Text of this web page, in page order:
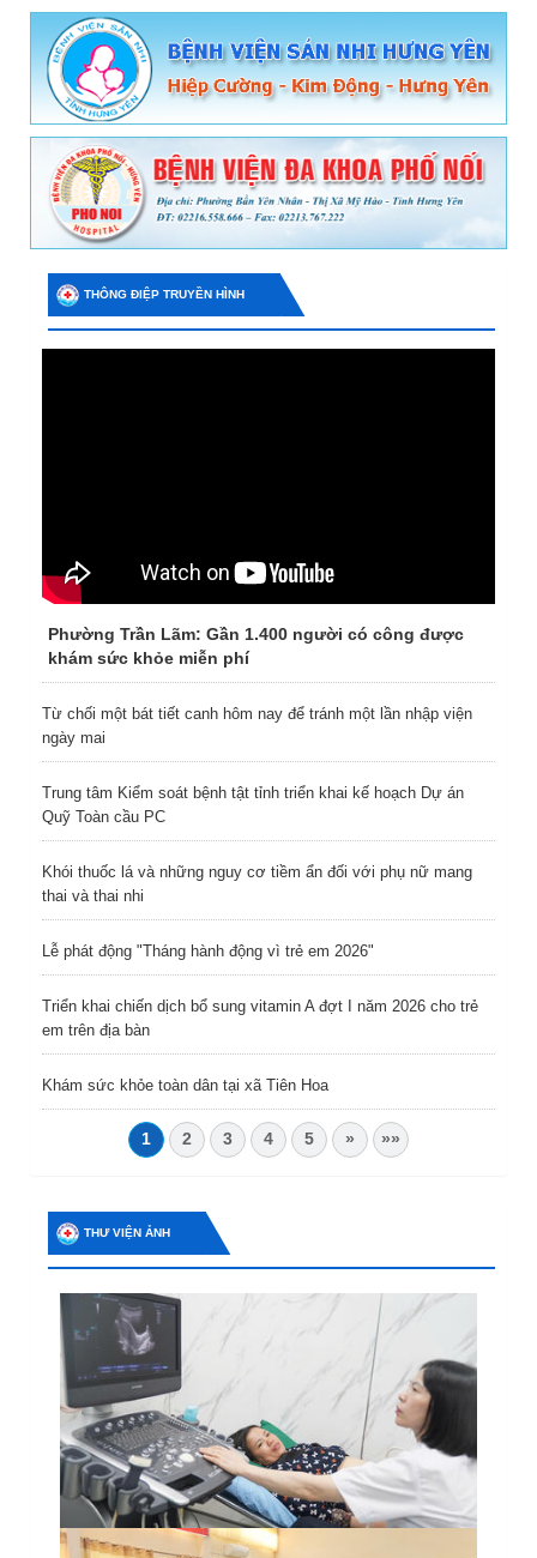
THÔNG ĐIỆP TRUYỀN HÌNH
Phường Trần Lãm: Gần 1.400 người có công được
khám sức khỏe miễn phí
Từ chối một bát tiết canh hôm nay để tránh một lần nhập viện
ngày mai
Trung tâm Kiểm soát bệnh tật tỉnh triển khai kế hoạch Dự án
Quỹ Toàn cầu PC
Khói thuốc lá và những nguy cơ tiềm ẩn đối với phụ nữ mang
thai và thai nhi
Lễ phát động "Tháng hành động vì trẻ em 2026"
Triển khai chiến dịch bổ sung vitamin A đợt I năm 2026 cho trẻ
em trên địa bàn
Khám sức khỏe toàn dân tại xã Tiên Hoa
1 2 3 4 5 » »»
THƯ VIỆN ẢNH